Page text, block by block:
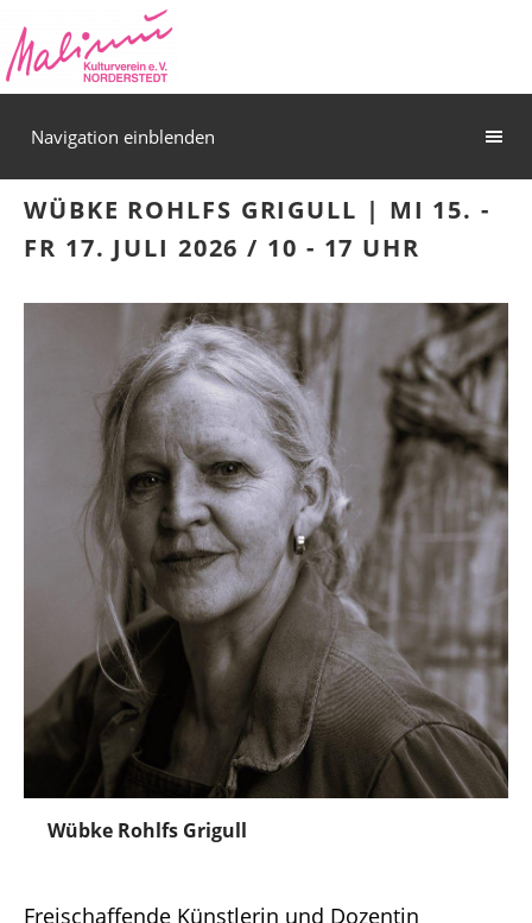
Navigation einblenden
WÜBKE ROHLFS GRIGULL | MI 15. -
FR 17. JULI 2026 / 10 - 17 UHR
Wübke Rohlfs Grigull
Freischaffende Künstlerin und Dozentin